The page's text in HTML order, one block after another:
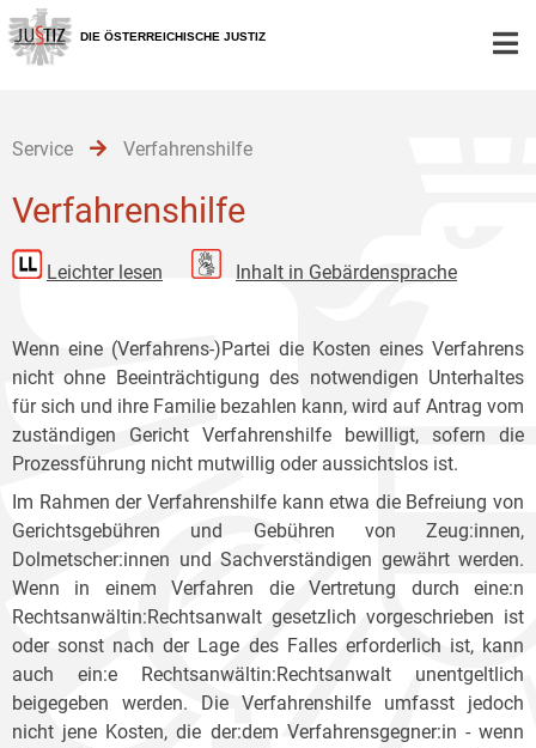
Zur
Hauptnavigation
[1]
Zum
Inhalt
[2]
Zum
Untermenü
[3]
DIE ÖSTERREICHISCHE JUSTIZ
Service Verfahrenshilfe
Verfahrenshilfe
Leichter lesen Inhalt in Gebärdensprache
Wenn eine (Verfahrens-)Partei die Kosten eines Verfahrens
nicht ohne Beeinträchtigung des notwendigen Unterhaltes
für sich und ihre Familie bezahlen kann, wird auf Antrag vom
zuständigen Gericht Verfahrenshilfe bewilligt, sofern die
Prozessführung nicht mutwillig oder aussichtslos ist.
Im Rahmen der Verfahrenshilfe kann etwa die Befreiung von
Gerichtsgebühren und Gebühren von Zeug:innen,
Dolmetscher:innen und Sachverständigen gewährt werden.
Wenn in einem Verfahren die Vertretung durch eine:n
Rechtsanwältin:Rechtsanwalt gesetzlich vorgeschrieben ist
oder sonst nach der Lage des Falles erforderlich ist, kann
auch ein:e Rechtsanwältin:Rechtsanwalt unentgeltlich
beigegeben werden. Die Verfahrenshilfe umfasst jedoch
nicht jene Kosten, die der:dem Verfahrensgegner:in - wenn